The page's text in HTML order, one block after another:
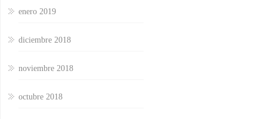
enero 2019
diciembre 2018
noviembre 2018
octubre 2018